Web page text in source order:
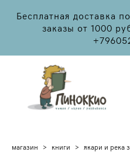
Бесплатная доставка
заказы от 1000
магазин > книги > якари и река